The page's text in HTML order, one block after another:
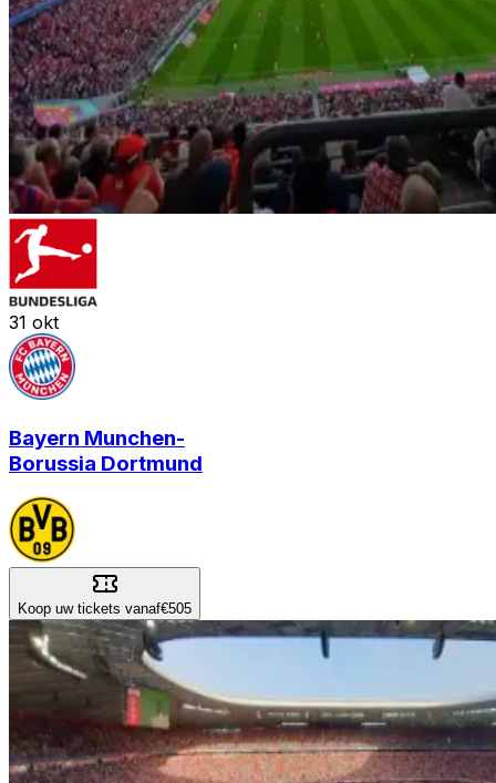
31 okt
Bayern Munchen-
Borussia Dortmund
Koop uw tickets vanaf€505